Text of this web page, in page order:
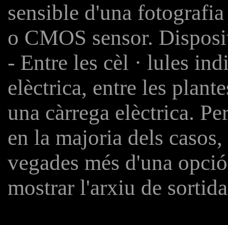
sensible d'una
o CMOS sensor.
- Entre les cèl · lules
elèctrica, entre les
una càrrega elèctrica.
en la majoria dels
vegades més d'una
mostrar l'arxiu de